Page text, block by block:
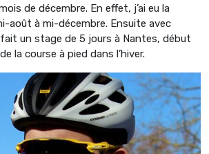
de décembre. En effet, j’ai eu la
août à mi-décembre. Ensuite avec
fait un stage de 5 jours à Nantes, début
la course à pied dans l’hiver.